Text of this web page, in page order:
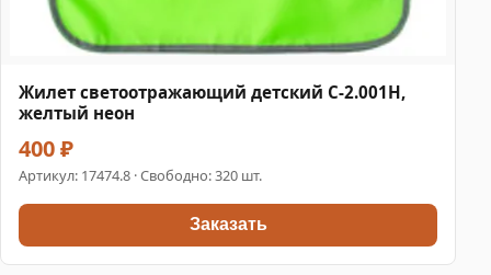
Жилет светоотражающий детский С-2.001Н,
желтый неон
400 ₽
Артикул: 17474.8 · Свободно: 320 шт.
Заказать